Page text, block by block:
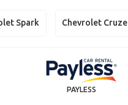
Spark Chevrolet Cruze
PAYLESS